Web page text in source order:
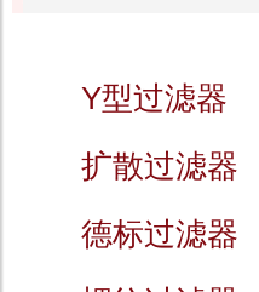
Y型过滤器
扩散过滤器
德标过滤器